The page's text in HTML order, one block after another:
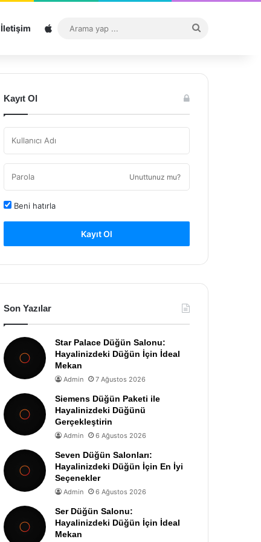
İletişim Sitemap
...
Kayıt Ol
Unuttunuz mu?
Beni hatırla
Kayıt Ol
Son Yazılar
Star Palace Düğün Salonu:
Hayalinizdeki Düğün İçin İdeal
Mekan
Admin 7 Ağustos 2026
Siemens Düğün Paketi ile
Hayalinizdeki Düğünü
Gerçekleştirin
Admin 6 Ağustos 2026
Seven Düğün Salonları:
Hayalinizdeki Düğün İçin En İyi
Seçenekler
Admin 6 Ağustos 2026
Ser Düğün Salonu:
Hayalinizdeki Düğün İçin İdeal
Mekan